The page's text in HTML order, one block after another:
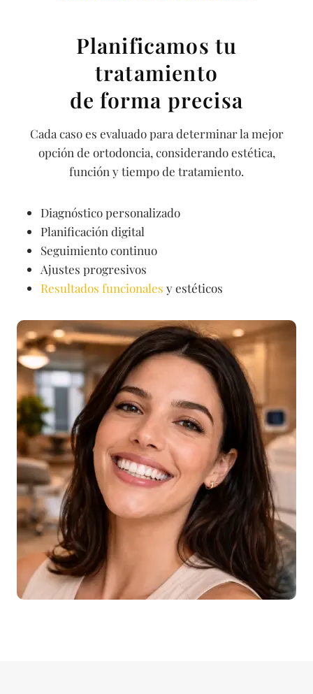
Planificamos tu
tratamiento
de forma precisa
Cada caso es evaluado para determinar la mejor
opción de ortodoncia, considerando estética,
función y tiempo de tratamiento.
Diagnóstico personalizado
Planificación digital
Seguimiento continuo
Ajustes progresivos
Resultados funcionales y estéticos